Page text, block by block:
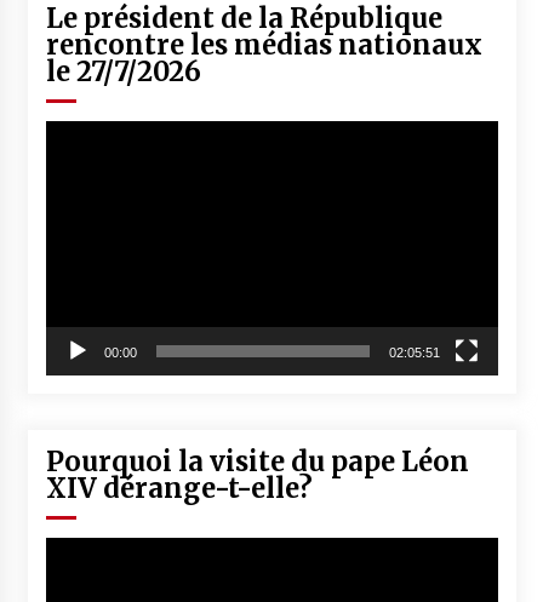
Le président de la République
rencontre les médias nationaux
le 27/7/2026
00:00 02:05:51
Pourquoi la visite du pape Léon
XIV dérange-t-elle?